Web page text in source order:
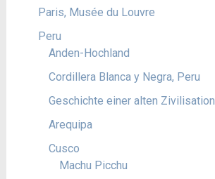
Paris, Musée du Louvre
Peru
Anden-Hochland
Cordillera Blanca y Negra, Peru
Geschichte einer alten Zivilisation
Arequipa
Cusco
Machu Picchu